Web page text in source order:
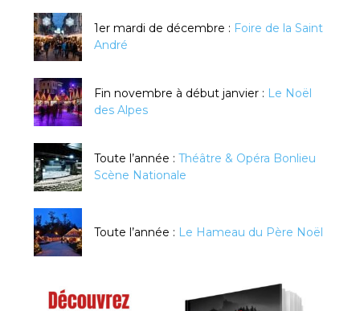
1er mardi de décembre : Foire de la Saint
André
Fin novembre à début janvier : Le Noël
des Alpes
Toute l’année : Théâtre & Opéra Bonlieu
Scène Nationale
Toute l’année : Le Hameau du Père Noël